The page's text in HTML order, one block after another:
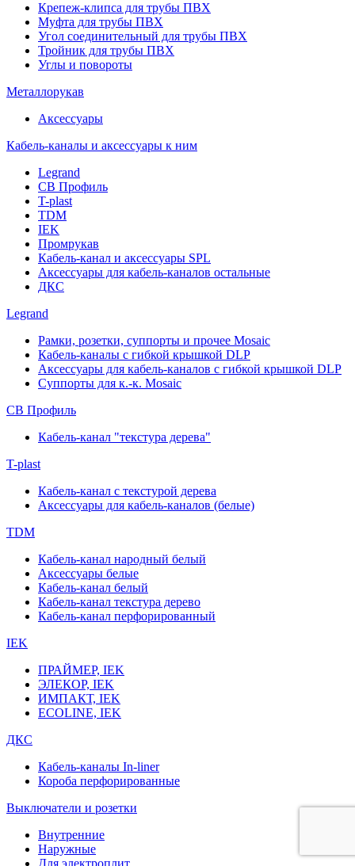
Крепеж-клипса для трубы ПВХ
Муфта для трубы ПВХ
Угол соединительный для трубы ПВХ
Тройник для трубы ПВХ
Углы и повороты
Металлорукав
Аксессуары
Кабель-каналы и аксессуары к ним
Legrand
СВ Профиль
T-plast
TDM
IEK
Промрукав
Кабель-канал и аксессуары SPL
Аксессуары для кабель-каналов остальные
ДКС
Legrand
Рамки, розетки, суппорты и прочее Mosaic
Кабель-каналы с гибкой крышкой DLP
Аксессуары для кабель-каналов с гибкой крышкой DLP
Суппорты для к.-к. Mosaic
СВ Профиль
Кабель-канал "текстура дерева"
T-plast
Кабель-канал с текстурой дерева
Аксессуары для кабель-каналов (белые)
TDM
Кабель-канал народный белый
Аксессуары белые
Кабель-канал белый
Кабель-канал текстура дерево
Кабель-канал перфорированный
IEK
ПРАЙМЕР, IEK
ЭЛЕКОР, IEK
ИМПАКТ, IEK
ECOLINE, IEK
ДКС
Кабель-каналы In-liner
Короба перфорированные
Выключатели и розетки
Внутренние
Наружные
Для электроплит